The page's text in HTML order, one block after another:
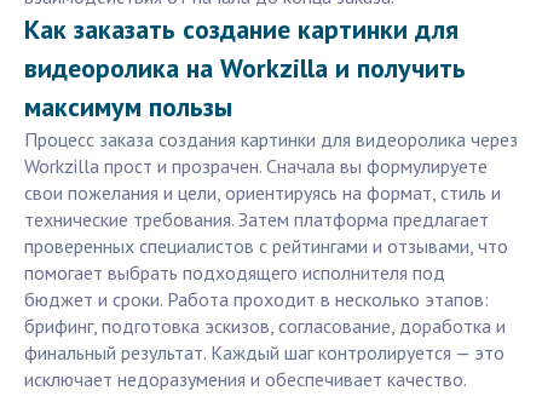
Как заказать создание картинки для
видеоролика на Workzilla и получить
максимум пользы
Процесс заказа создания картинки для видеоролика через
Workzilla прост и прозрачен. Сначала вы формулируете
свои пожелания и цели, ориентируясь на формат, стиль и
технические требования. Затем платформа предлагает
проверенных специалистов с рейтингами и отзывами, что
помогает выбрать подходящего исполнителя под
бюджет и сроки. Работа проходит в несколько этапов:
брифинг, подготовка эскизов, согласование, доработка и
финальный результат. Каждый шаг контролируется — это
исключает недоразумения и обеспечивает качество.